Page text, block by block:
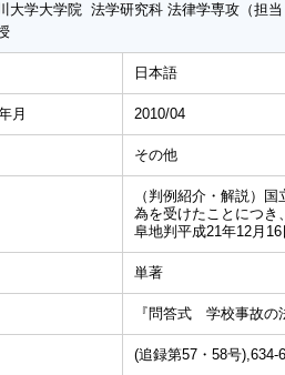
大学大学院 法学研究科 法律学専攻（担
日本語
月 2010/04
その他
（判例紹介・解説）
為を受けたことにつき
阜地判平成21年12月
単著
『問答式 学校事故の
(追録第57・58号),634-